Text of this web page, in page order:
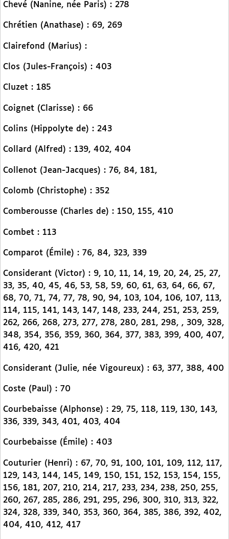
Chevé (Nanine, née Paris) : 278
Chrétien (Anathase) : 69, 269
Clairefond (Marius) :
Clos (Jules-François) : 403
Cluzet : 185
Coignet (Clarisse) : 66
Colins (Hippolyte de) : 243
Collard (Alfred) : 139, 402, 404
Collenot (Jean-Jacques) : 76, 84, 181,
Colomb (Christophe) : 352
Comberousse (Charles de) : 150, 155, 410
Combet : 113
Comparot (Émile) : 76, 84, 323, 339
Considerant (Victor) : 9, 10, 11, 14, 19, 20, 24, 25, 27,
33, 35, 40, 45, 46, 53, 58, 59, 60, 61, 63, 64, 66, 67,
68, 70, 71, 74, 77, 78, 90, 94, 103, 104, 106, 107, 113,
114, 115, 141, 143, 147, 148, 233, 244, 251, 253, 259,
262, 266, 268, 273, 277, 278, 280, 281, 298, , 309, 328,
348, 354, 356, 359, 360, 364, 377, 383, 399, 400, 407,
416, 420, 421
Considerant (Julie, née Vigoureux) : 63, 377, 388, 400
Coste (Paul) : 70
Courbebaisse (Alphonse) : 29, 75, 118, 119, 130, 143,
336, 339, 343, 401, 403, 404
Courbebaisse (Émile) : 403
Couturier (Henri) : 67, 70, 91, 100, 101, 109, 112, 117,
129, 143, 144, 145, 149, 150, 151, 152, 153, 154, 155,
156, 181, 207, 210, 214, 217, 233, 234, 238, 250, 255,
260, 267, 285, 286, 291, 295, 296, 300, 310, 313, 322,
324, 328, 339, 340, 353, 360, 364, 385, 386, 392, 402,
404, 410, 412, 417